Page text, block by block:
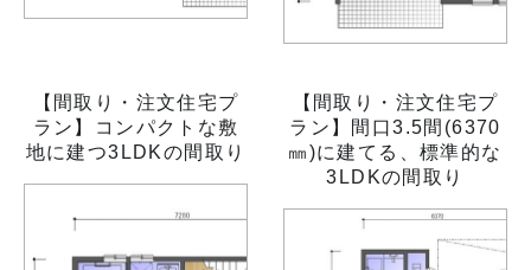
【間取り・注文住宅プ
ラン】コンパクトな敷
地に建つ3LDKの間取り
【間取り・注文住宅プ
ラン】間口3.5間(6370
㎜)に建てる、標準的な
3LDKの間取り